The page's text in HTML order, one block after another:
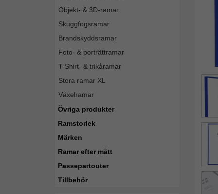
Objekt- & 3D-ramar
Skuggfogsramar
Brandskyddsramar
Foto- & porträttramar
T-Shirt- & trikåramar
Stora ramar XL
Växelramar
Övriga produkter
Ramstorlek
Märken
Ramar efter mått
Passepartouter
Tillbehör